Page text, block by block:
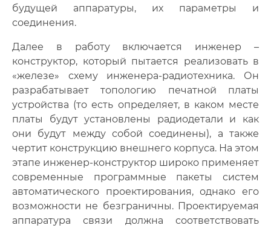
будущей аппаратуры, их параметры и
соединения.
Далее в работу включается инженер –
конструктор, который пытается реализовать в
«железе» схему инженера-радиотехника. Он
разрабатывает топологию печатной платы
устройства (то есть определяет, в каком месте
платы будут установлены радиодетали и как
они будут между собой соединены), а также
чертит конструкцию внешнего корпуса. На этом
этапе инженер-конструктор широко применяет
современные программные пакеты систем
автоматического проектирования, однако его
возможности не безграничны. Проектируемая
аппаратура связи должна соответствовать